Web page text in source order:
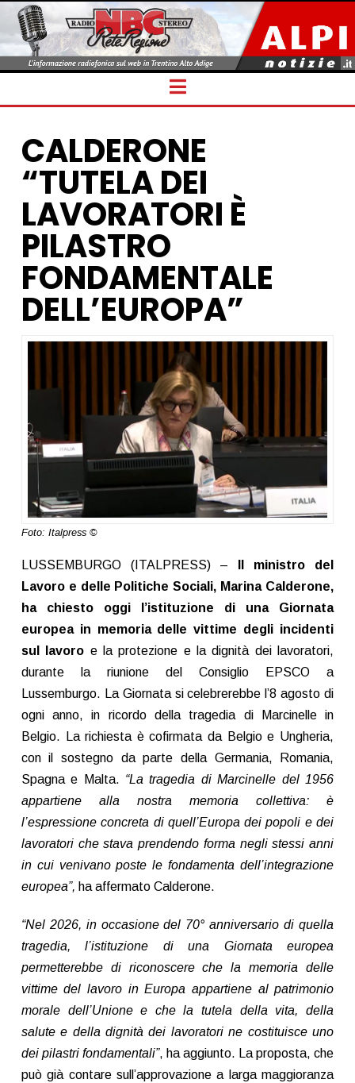
Navigation
CALDERONE
“TUTELA DEI
LAVORATORI È
PILASTRO
FONDAMENTALE
DELL’EUROPA”
Foto: Italpress ©
LUSSEMBURGO (ITALPRESS) – Il ministro del
Lavoro e delle Politiche Sociali, Marina Calderone,
ha chiesto oggi l’istituzione di una Giornata
europea in memoria delle vittime degli incidenti
sul lavoro e la protezione e la dignità dei lavoratori,
durante la riunione del Consiglio EPSCO a
Lussemburgo. La Giornata si celebrerebbe l’8 agosto di
ogni anno, in ricordo della tragedia di Marcinelle in
Belgio. La richiesta è cofirmata da Belgio e Ungheria,
con il sostegno da parte della Germania, Romania,
Spagna e Malta. “La tragedia di Marcinelle del 1956
appartiene alla nostra memoria collettiva: è
l’espressione concreta di quell’Europa dei popoli e dei
lavoratori che stava prendendo forma negli stessi anni
in cui venivano poste le fondamenta dell’integrazione
europea”, ha affermato Calderone.
“Nel 2026, in occasione del 70° anniversario di quella
tragedia, l’istituzione di una Giornata europea
permetterebbe di riconoscere che la memoria delle
vittime del lavoro in Europa appartiene al patrimonio
morale dell’Unione e che la tutela della vita, della
salute e della dignità dei lavoratori ne costituisce uno
dei pilastri fondamentali”, ha aggiunto. La proposta, che
può già contare sull’approvazione a larga maggioranza